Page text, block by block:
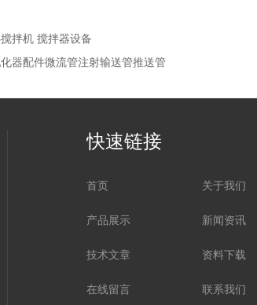
拌机 搅拌器设备
器配件微流管注射输送管推送管
快速链接
首页 关于我们
产品展示 新闻资讯
技术文章 资料下载
在线留言 联系我们